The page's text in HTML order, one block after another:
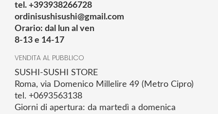
tel. +393938266728
ordinisushisushi@gmail.com
Orario: dal lun al ven
8-13 e 14-17
VENDITA AL PUBBLICO
SUSHI-SUSHI STORE
Roma, via Domenico Millelire 49 (Metro Cipro)
tel. +0693563138
Giorni di apertura: da martedì a domenica